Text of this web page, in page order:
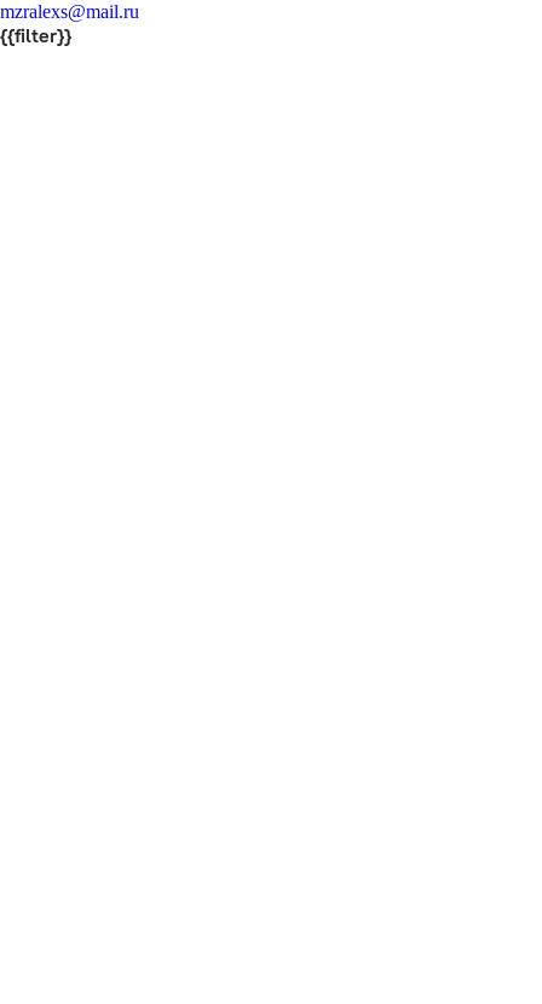
mzralexs@mail.ru
{{filter}}